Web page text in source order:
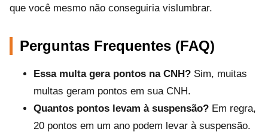
que você mesmo não conseguiria vislumbrar.
Perguntas Frequentes (FAQ)
Essa multa gera pontos na CNH? Sim, muitas
multas geram pontos em sua CNH.
Quantos pontos levam à suspensão? Em regra,
20 pontos em um ano podem levar à suspensão.